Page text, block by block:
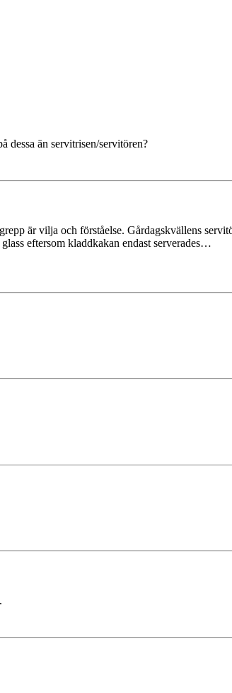
dessa än servitrisen/servitören?
är vilja och förståelse. Gårdagskvällens
eftersom kladdkakan endast serverades…